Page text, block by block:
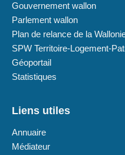
Gouvernement wallon
Parlement wallon
Plan de relance de la
SPW Territoire-Logement-
Géoportail
Statistiques
Liens utiles
Annuaire
Médiateur